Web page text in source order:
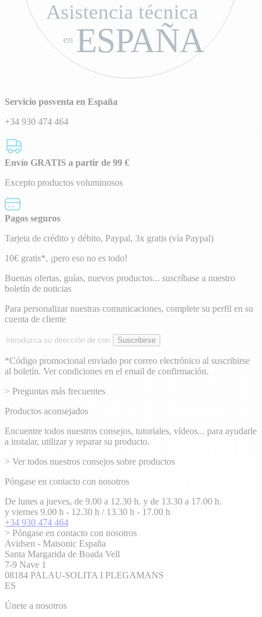
Asistencia técnica
ESPAÑA
en
Servicio posventa en España
+34 930 474 464
Envío GRATIS a partir de 99 €
Excepto productos voluminosos
Pagos seguros
Tarjeta de crédito y débito, Paypal, 3x gratis (vía Paypal)
Boletín
de
noticias
10€ gratis*, ¡pero eso no es todo!
Buenas ofertas, guías, nuevos productos... suscríbase a nuestro
boletín de noticias
Para personalizar nuestras comunicaciones, complete su perfil en su
cuenta de cliente
Dirección
email
Suscribirse
*Código promocional enviado por correo electrónico al suscribirse
al boletín. Ver condiciones en el email de confirmación.
> Preguntas más frecuentes
Productos aconsejados
Encuentre todos nuestros consejos, tutoriales, vídeos... para ayudarle
a instalar, utilizar y reparar su producto.
> Ver todos nuestros consejos sobre productos
Póngase en contacto con nosotros
De lunes a jueves, de 9.00 a 12.30 h. y de 13.30 a 17.00 h.
y viernes 9.00 h - 12.30 h / 13.30 h - 17.00 h
+34 930 474 464
> Póngase en contacto con nosotros
Avidsen - Maisonic España
Santa Margarida de Boada Vell
7-9 Nave 1
08184 PALAU-SOLITA I PLEGAMANS
ES
Únete a nosotros